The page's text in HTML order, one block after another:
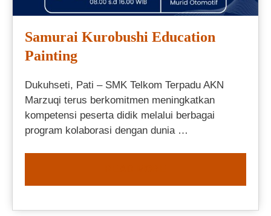
Samurai Kurobushi Education
Painting
Dukuhseti, Pati – SMK Telkom Terpadu AKN
Marzuqi terus berkomitmen meningkatkan
kompetensi peserta didik melalui berbagai
program kolaborasi dengan dunia …